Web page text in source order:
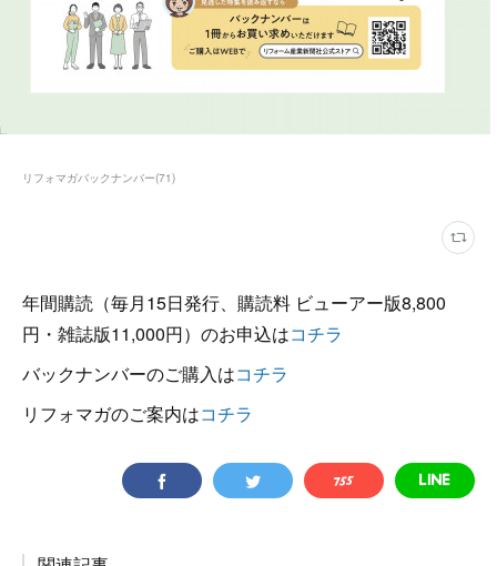
リフォマガバックナンバー(71)
年間購読（毎月15日発行、購読料 ビューアー版8,800
円・雑誌版11,000円）のお申込はコチラ
バックナンバーのご購入はコチラ
リフォマガのご案内はコチラ